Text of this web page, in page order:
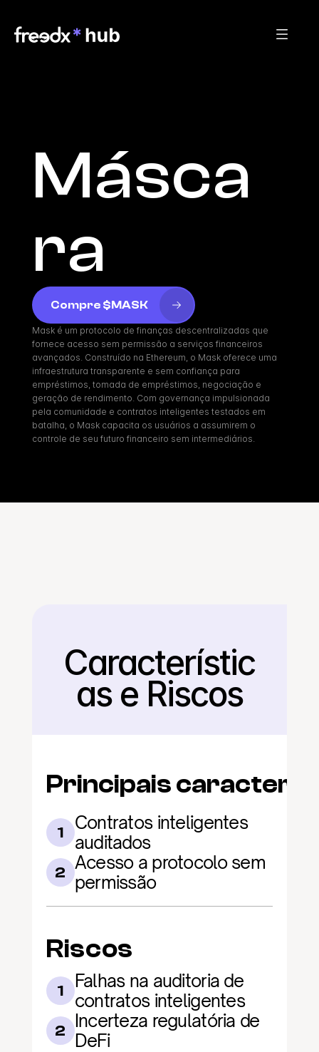
Másca
ra
Compre $MASK
Mask é um protocolo de finanças descentralizadas que
fornece acesso sem permissão a serviços financeiros
avançados. Construído na Ethereum, o Mask oferece uma
infraestrutura transparente e sem confiança para
empréstimos, tomada de empréstimos, negociação e
geração de rendimento. Com governança impulsionada
pela comunidade e contratos inteligentes testados em
batalha, o Mask capacita os usuários a assumirem o
controle de seu futuro financeiro sem intermediários.
Voltar
Característic
as e Riscos
Principais
1
Contratos inteligentes
auditados
2 Acesso a protocolo sem
permissão
Riscos
1
Falhas na auditoria de
contratos inteligentes
2 Incerteza regulatória de
DeFi